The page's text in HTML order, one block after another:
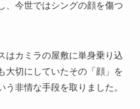
、今世ではシングの顔を傷つ
はカミラの屋敷に単身乗り込
大切にしていたその「顔」を
う非情な手段を取りました。